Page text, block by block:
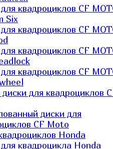
квадроциклов CF
Six
квадроциклов CF
квадроциклов CF
квадроциклов CF
для квадроциклов
диски для
CF Moto
Honda
квадроцикла Honda